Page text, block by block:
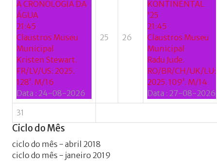
A CRONOLOGIA DA
ÁGUA
21:45
Claustros Museu
Municipal
Kristen Stewart.
FR/LV/US: 2025.
128’. M/16
Data : 24-08-2026
25 26
KONTINENTAL
'25
21:45
Claustros Museu
Municipal
Radu Jude.
RO/BR/CH/UK/LU:
2025. 109’. M/14
Data : 27-08-2026
31
CiclodoMês
ciclo do mês - abril 2018
ciclo do mês - janeiro 2019